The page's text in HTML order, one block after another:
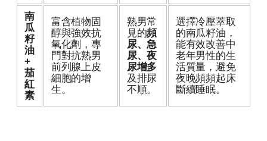
南
瓜
籽
油
+
茄
紅
素
富含植物固
醇與強效抗
氧化劑，專
門對抗熟男
前列腺上皮
細胞的增
生。
熟男常
見的頻
尿、急
尿、夜
尿增多
及排尿
不順。
選擇冷壓萃取
的南瓜籽油，
能有效改善中
老年男性的生
活質量，避免
夜晚頻頻起床
斷續睡眠。